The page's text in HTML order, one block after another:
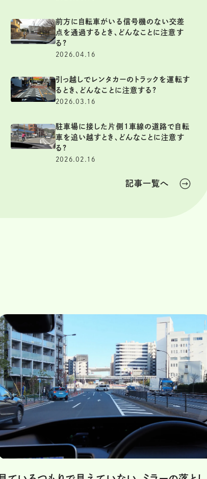
前方に自転車がいる信号機のない交差
点を通過するとき、どんなことに注意す
る?
2026.04.16
引っ越しでレンタカーのトラックを運転す
るとき、どんなことに注意する?
2026.03.16
駐車場に接した片側1車線の道路で自転
車を追い越すとき、どんなことに注意す
る?
2026.02.16
記事一覧へ